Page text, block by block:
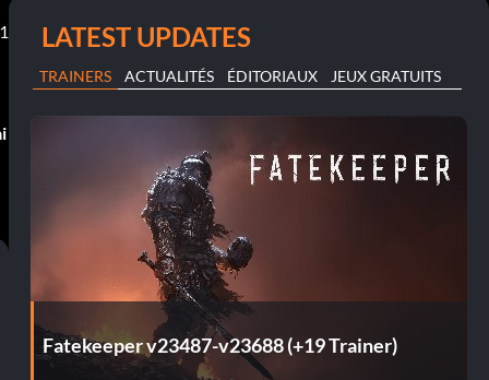
LATEST UPDATES
TRAINERS ACTUALITÉS ÉDITORIAUX JEUX GRATUITS
Fatekeeper v23487-v23688 (+19 Trainer)